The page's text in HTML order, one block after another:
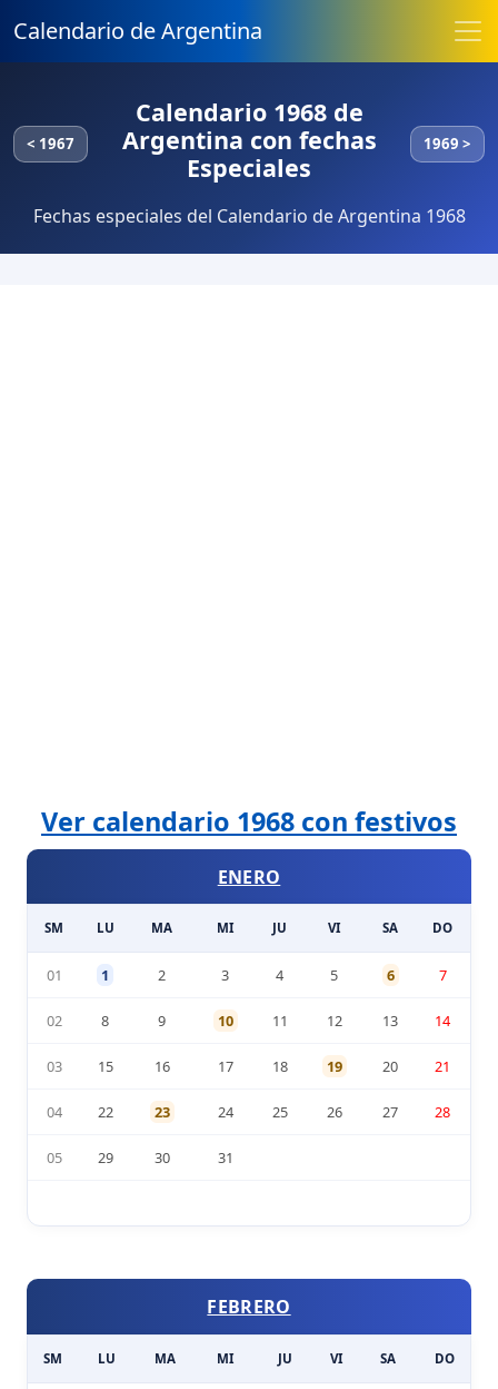
Calendario de Argentina
< 1967
Calendario 1968 de
Argentina con fechas
Especiales
1969 >
Fechas especiales del Calendario de Argentina 1968
Ver calendario 1968 con festivos
ENERO
SM LU MA MI JU VI SA DO
01 1 2 3 4 5 6 7
02 8 9 10 11 12 13 14
03 15 16 17 18 19 20 21
04 22 23 24 25 26 27 28
05 29 30 31
FEBRERO
SM LU MA MI JU VI SA DO